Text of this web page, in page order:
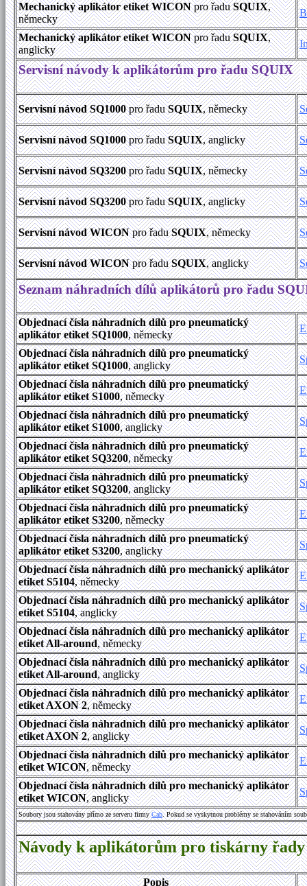
Mechanický aplikátor etiket WICONpro řaduSQUIX,
německy
Mechanický aplikátor etiket WICONpro řaduSQUIX,
anglicky
Servisní návody k aplikátorům pro řadu SQUIX
Servisní návod SQ1000pro řaduSQUIX, německy
Servisní návod SQ1000pro řaduSQUIX, anglicky
Servisní návod SQ3200pro řaduSQUIX, německy
Servisní návod SQ3200pro řaduSQUIX, anglicky
Servisní návod WICONpro řaduSQUIX, německy
Servisní návod WICONpro řaduSQUIX, anglicky
Seznam náhradních dílů aplikátorů pro řadu
Objednací čísla náhradních dílů pro pneumatický
aplikátor etiket SQ1000, německy
Objednací čísla náhradních dílů pro pneumatický
aplikátor etiket SQ1000, anglicky
Objednací čísla náhradních dílů pro pneumatický
aplikátor etiket S1000, německy
Objednací čísla náhradních dílů pro pneumatický
aplikátor etiket S1000, anglicky
Objednací čísla náhradních dílů pro pneumatický
aplikátor etiket SQ3200, německy
Objednací čísla náhradních dílů pro pneumatický
aplikátor etiket SQ3200, anglicky
Objednací čísla náhradních dílů pro pneumatický
aplikátor etiket S3200, německy
Objednací čísla náhradních dílů pro pneumatický
aplikátor etiket S3200, anglicky
Objednací čísla náhradních dílů pro mechanický aplikátor
etiket S5104, německy
Objednací čísla náhradních dílů pro mechanický aplikátor
etiket S5104, anglicky
Objednací čísla náhradních dílů pro mechanický aplikátor
etiket All-around, německy
Objednací čísla náhradních dílů pro mechanický aplikátor
etiket All-around, anglicky
Objednací čísla náhradních dílů pro mechanický aplikátor
etiket AXON 2, německy
Objednací čísla náhradních dílů pro mechanický aplikátor
etiket AXON 2, anglicky
Objednací čísla náhradních dílů pro mechanický aplikátor
etiket WICON, německy
Objednací čísla náhradních dílů pro mechanický aplikátor
etiket WICON, anglicky
Soubory jsou stahovány přímo ze serveru firmyCab. Pokud se vyskytnou problémy se stahováním
Návody k aplikátorům pro tiskárny řady
Popis